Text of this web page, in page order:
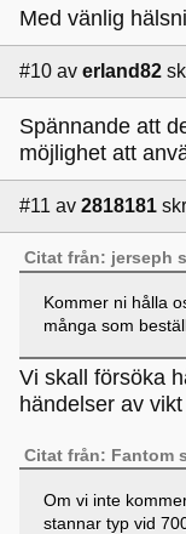
Med vänlig
#10 av erland82
Spännande att
möjlighet att
#11 av 2818181
Citat från: jerseph
Kommer ni hålla
många som
Vi skall försöka
händelser av
Citat från: Fantom
Om vi inte
stannar typ vid